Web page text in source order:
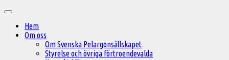
innehåll
Huvudmeny
Hem
Om oss
Om Svenska Pelargonsällskapet
Styrelse och övriga förtroendevalda